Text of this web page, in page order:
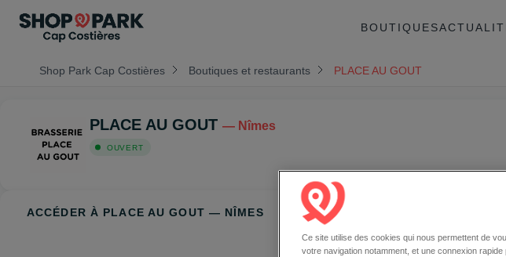
BOUTIQUES
Shop Park Cap Costières Boutiques et restaurants PLACE AU GOUT
PLACE AU GOUT — Nîmes
OUVERT
ACCÉDER À PLACE AU GOUT — NÎMES
Ce site utilise des cookies qui nous permettent de
votre navigation notamment, et une connexion